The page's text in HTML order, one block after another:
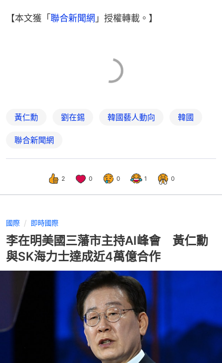
【本文獲「 聯合新聞網 」授權轉載。】
黃仁勳 劉在錫 韓國藝人動向 韓國
聯合新聞網
2 0 0 1 0
國際 即時國際
李在明美國三藩市主持AI峰會 黃仁勳
與SK海力士達成近4萬億合作